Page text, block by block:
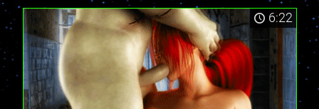
6:22